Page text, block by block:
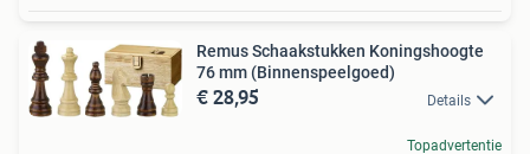
Remus Schaakstukken Koningshoogte
76 mm (Binnenspeelgoed)
€ 28,95 Details
Topadvertentie